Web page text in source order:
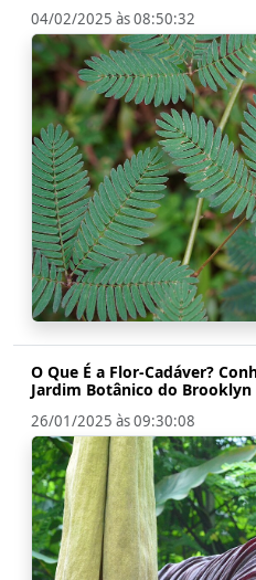
04/02/2025 às 08:50:32
O Que É a Flor-Cadáver?
Jardim Botânico do Brooklyn
26/01/2025 às 09:30:08